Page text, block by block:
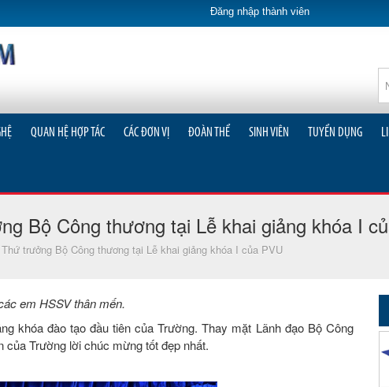
Đăng nhập thành viên
QUAN HỆ HỢP TÁC CÁC ĐƠN VỊ ĐOÀN THỂ SINH VIÊN TUYỂN DỤNG
Bộ Công thương tại Lễ khai giảng khóa I
trưởng Bộ Công thương tại Lễ khai giảng khóa I của PVU
em HSSV thân mến.
khóa đào tạo đầu tiên của Trường. Thay mặt Lãnh đạo Bộ Công
Trường lời chúc mừng tốt đẹp nhất.